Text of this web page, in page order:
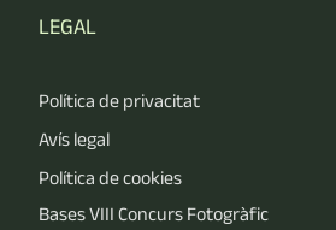
LEGAL
Política de privacitat
Avís legal
Política de cookies
Bases VIII Concurs Fotogràfic